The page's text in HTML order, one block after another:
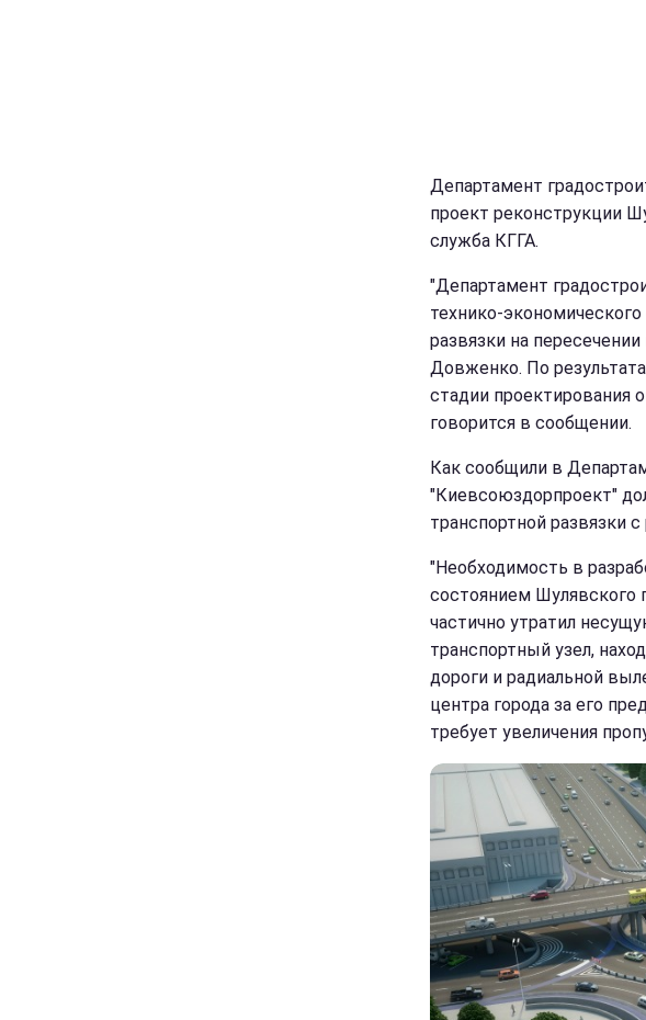
Департамент
проект реконструкции
служба КГГА.
"Департамент
технико-
развязки на
Довженко. По
стадии проектирования
говорится в сообщении.
Как сообщили в
"Киевсоюздорпроект"
транспортной развязки
"Необходимость в
состоянием Шулявского
частично утратил
транспортный узел,
дороги и радиальной
центра города за его
требует увеличения